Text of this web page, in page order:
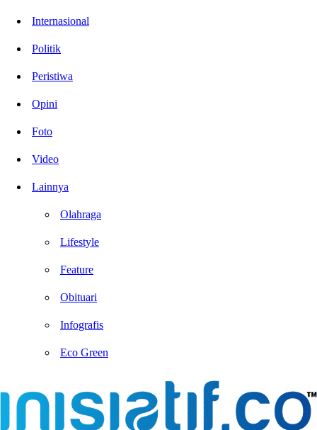
Internasional
Politik
Peristiwa
Opini
Foto
Video
Lainnya
Olahraga
Lifestyle
Feature
Obituari
Infografis
Eco Green